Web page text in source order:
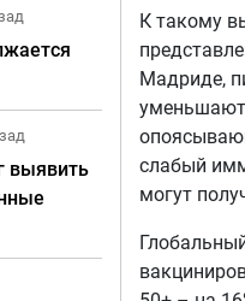
выявить
К такому
Мадриде,
уменьшают
слабый
могут